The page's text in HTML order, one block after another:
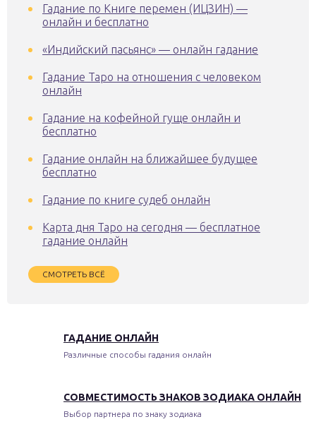
Гадание по Книге перемен (ИЦЗИН) —
онлайн и бесплатно
«Индийский пасьянс» — онлайн гадание
Гадание Таро на отношения с человеком
онлайн
Гадание на кофейной гуще онлайн и
бесплатно
Гадание онлайн на ближайшее будущее
бесплатно
Гадание по книге судеб онлайн
Карта дня Таро на сегодня — бесплатное
гадание онлайн
СМОТРЕТЬ ВСЁ
ГАДАНИЕ ОНЛАЙН
Различные способы гадания онлайн
СОВМЕСТИМОСТЬ ЗНАКОВ ЗОДИАКА ОНЛАЙН
Выбор партнера по знаку зодиака